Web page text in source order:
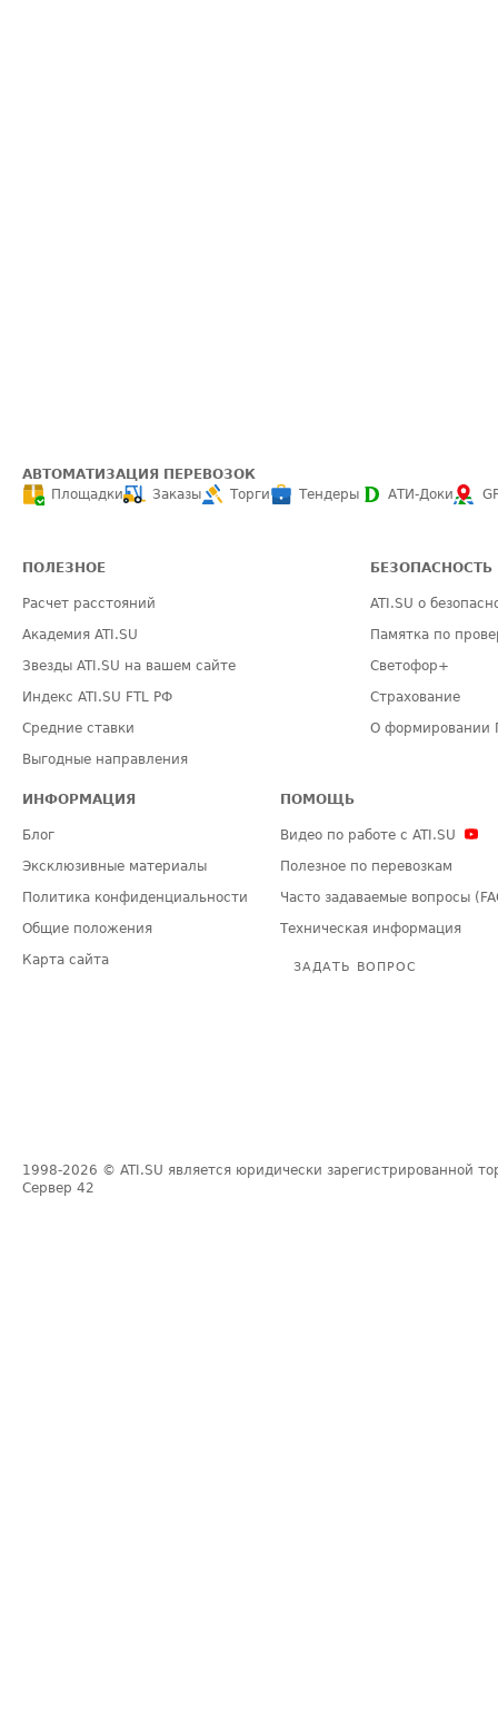
АВТОМАТИЗАЦИЯ ПЕРЕВОЗОК
Площадки
Заказы Торги Тендеры АТИ-Доки
ПОЛЕЗНОЕ
Расчет расстояний
Академия ATI.SU
Звезды ATI.SU на вашем сайте
Индекс ATI.SU FTL РФ
Средние ставки
Выгодные направления
БЕЗОПАСНОСТЬ
ATI.SU о
Памятка по
Светофор+
Страхование
О формировании
ИНФОРМАЦИЯ
Блог
Эксклюзивные материалы
Политика конфиденциальности
Общие положения
Карта сайта
ПОМОЩЬ
Видео по работе с ATI.SU
Полезное по перевозкам
Часто задаваемые вопросы
Техническая информация
ЗАДАТЬ ВОПРОС
1998-2026 © ATI.SU является юридически зарегистрированной
Сервер 42